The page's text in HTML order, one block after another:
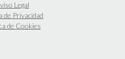
Legal
de Privacidad
de Cookies